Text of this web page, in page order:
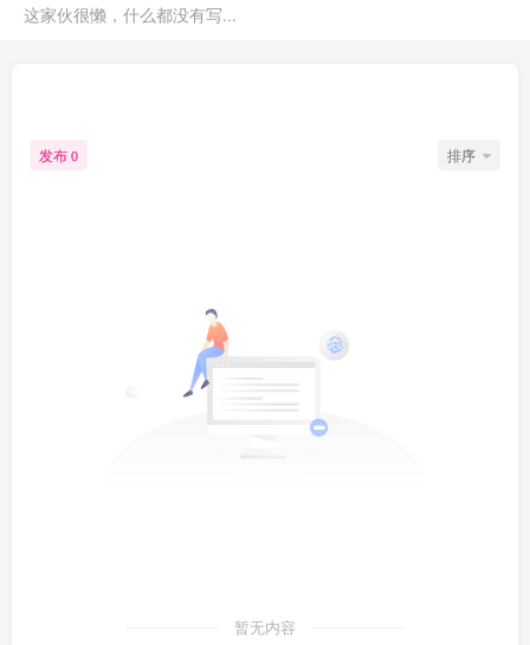
这家伙很懒，什么都没有写...
发布 0 排序
暂无内容